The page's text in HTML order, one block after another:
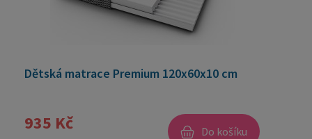
Dětská matrace Premium 120x60x10 cm
935 Kč Do košíku